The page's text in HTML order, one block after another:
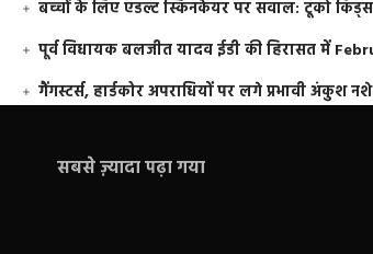
बच्चों के लिए एडल्ट स्किनकेयर पर सवाल: टूको
पूर्व विधायक बलजीत यादव ईडी की हिरासत में
गैंगस्टर्स, हार्डकोर अपराधियों पर लगे प्रभावी अंकुश
सबसे ज़्यादा पढ़ा गया